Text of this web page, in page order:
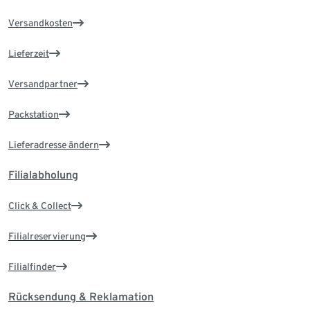
Versandkosten
Lieferzeit
Versandpartner
Packstation
Lieferadresse ändern
Filialabholung
Click & Collect
Filialreservierung
Filialfinder
Rücksendung & Reklamation